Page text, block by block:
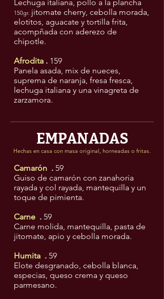
Lechuga italiana, pollo a la plancha
150gr. jitomate cherry, cebolla morada,
elotitos, aguacate y tortilla frita,
acompñada con aderezo de
chipotle.
Afrodita . 159
Panela asada, mix de nueces,
suprema de naranja, fresa fresca,
lechuga italiana y una vinagreta de
zarzamora.
EMPANADAS
Hechas en casa con masa original, horneadas o fritas.
Camarón . 59
Guiso de camarón con zanahoria
rayada y col rayada, mantequilla y un
toque de pimienta.
Carne . 59
Carne molida, mantequilla, pasta de
jitomate, apio y cebolla morada.
Humita . 59
Elote desgranado, cebolla blanca,
especias, queso crema y queso
parmesano.